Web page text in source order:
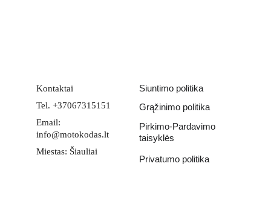
Kontaktai
Tel. +37067315151
Email:
info@motokodas.lt
Miestas: Šiauliai
Siuntimo politika
Grąžinimo politika
Pirkimo-Pardavimo
taisyklės
Privatumo politika